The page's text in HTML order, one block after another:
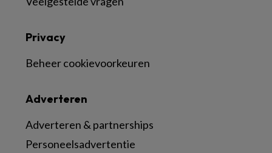
Adverteren
Adverteren & partnerships
Personeelsadvertentie
Privacy
Beheer cookievoorkeuren